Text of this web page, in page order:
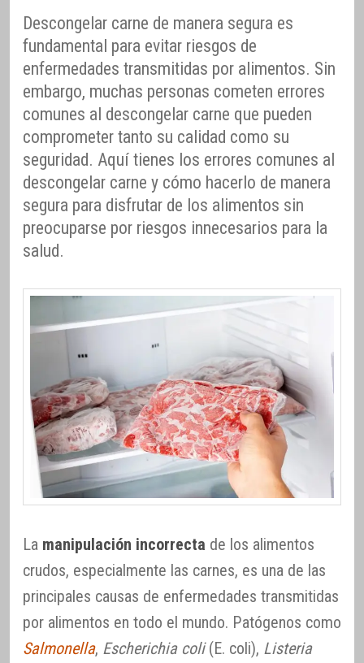
Descongelar carne de manera segura es
fundamental para evitar riesgos de
enfermedades transmitidas por alimentos. Sin
embargo, muchas personas cometen errores
comunes al descongelar carne que pueden
comprometer tanto su calidad como su
seguridad. Aquí tienes los errores comunes al
descongelar carne y cómo hacerlo de manera
segura para disfrutar de los alimentos sin
preocuparse por riesgos innecesarios para la
salud.
La manipulación incorrecta de los alimentos
crudos, especialmente las carnes, es una de las
principales causas de enfermedades transmitidas
por alimentos en todo el mundo. Patógenos como
Salmonella, Escherichia coli(E. coli), Listeria